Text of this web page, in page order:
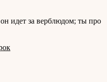
идет за верблюдом; ты про